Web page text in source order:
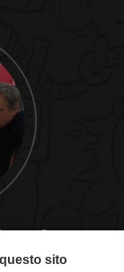
le mafie
sito